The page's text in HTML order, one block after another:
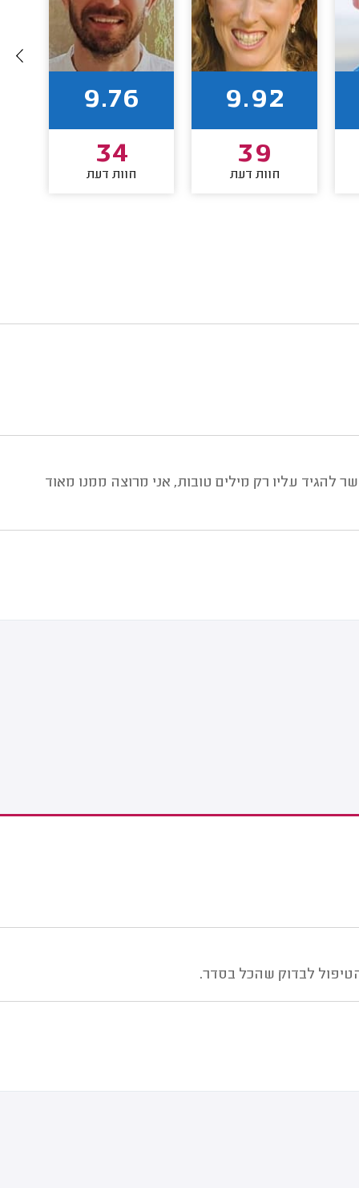
9.92
39
חוות דעת
9.76
34
חוות דעת
להגיד עליו רק מילים טובות, אני מרוצה ממנו מאוד
לבדוק שהכל בסדר.